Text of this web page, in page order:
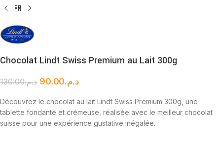
Chocolat Lindt Swiss Premium au Lait 300g
د.م.130.00 د.م.90.00
Découvrez le chocolat au lait Lindt Swiss Premium 300g, une
tablette fondante et crémeuse, réalisée avec le meilleur chocolat
suisse pour une expérience gustative inégalée.